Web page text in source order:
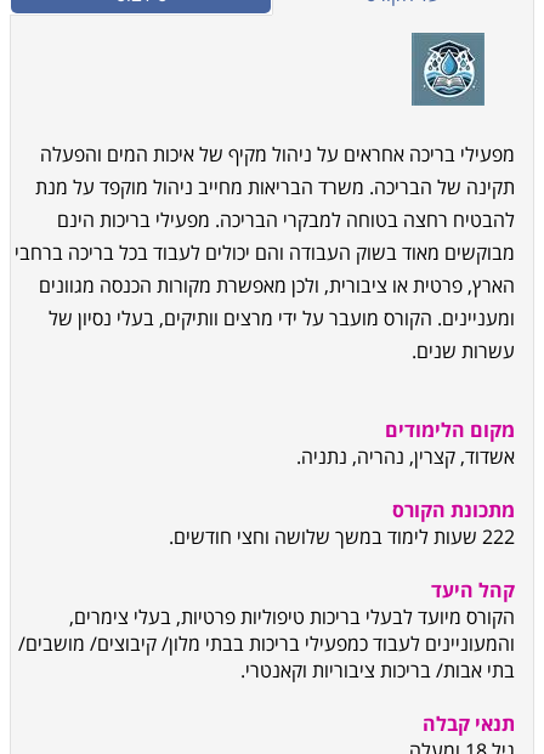
מפעילי בריכה אחראים על ניהול מקיף של איכות המים והפעלה
תקינה של הבריכה. משרד הבריאות מחייב ניהול מוקפד על מנת
להבטיח רחצה בטוחה למבקרי הבריכה. מפעילי בריכות הינם
מבוקשים מאוד בשוק העבודה והם יכולים לעבוד בכל בריכה ברחבי
הארץ, פרטית או ציבורית, ולכן מאפשרת מקורות הכנסה מגוונים
ומעניינים. הקורס מועבר על ידי מרצים וותיקים, בעלי נסיון של
עשרות שנים.
מקום הלימודים
אשדוד, קצרין, נהריה, נתניה.
מתכונת הקורס
222 שעות לימוד במשך שלושה וחצי חודשים.
קהל היעד
הקורס מיועד לבעלי בריכות טיפוליות פרטיות, בעלי צימרים,
והמעוניינים לעבוד כמפעילי בריכות בבתי מלון/ קיבוצים/ מושבים/
בתי אבות/ בריכות ציבוריות וקאנטרי.
תנאי קבלה